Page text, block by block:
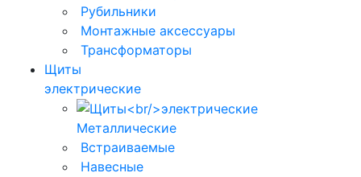
Рубильники
Монтажные аксессуары
Трансформаторы
Щиты
электрические
Металлические
Встраиваемые
Навесные